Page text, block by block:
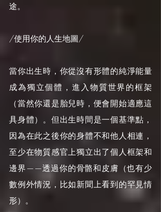
途。
/使用你的人生地圖/
當你出生時，你從沒有形體的純淨能量
成為獨立個體，進入物質世界的框架
（當然你還是胎兒時，便會開始適應這
具身體）。但出生時間是一個基準點，
因為在此之後你的身體不和他人相連，
至少在物質感官上獨立出了個人框架和
邊界——透過你的骨骼和皮膚（也有少
數例外情況，比如新聞上看到的罕見情
形）。